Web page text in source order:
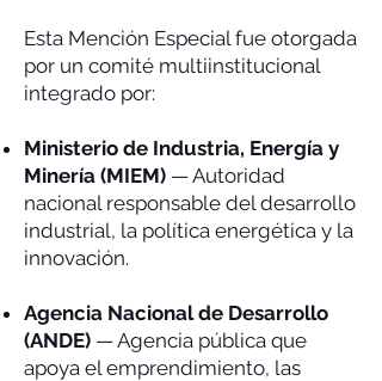
Esta Mención Especial fue otorgada
por un comité multiinstitucional
integrado por:
Ministerio de Industria, Energía y
Minería (MIEM) — Autoridad
nacional responsable del desarrollo
industrial, la política energética y la
innovación.
Agencia Nacional de Desarrollo
(ANDE) — Agencia pública que
apoya el emprendimiento, las